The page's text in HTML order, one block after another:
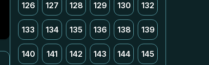
126 127 128 129 130 132
133 134 135 136 138 139
140 141 142 143 144 145